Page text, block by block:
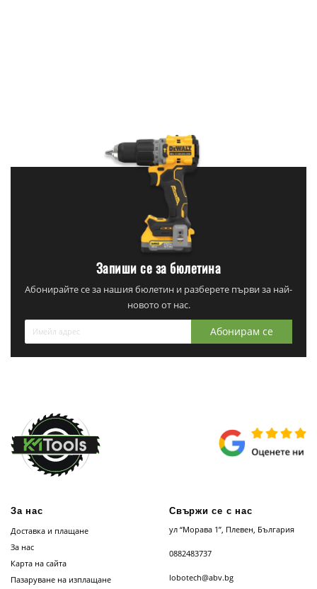
Запиши се за бюлетина
Абонирайте се за нашия бюлетин и разберете първи за най-
новото от нас.
Абонирам се
За нас
Доставка и плащане
За нас
Карта на сайта
Пазаруване на изплащане
Свържи се с нас
ул “Морава 1”, Плевен, България
0882483737
lobotech@abv.bg